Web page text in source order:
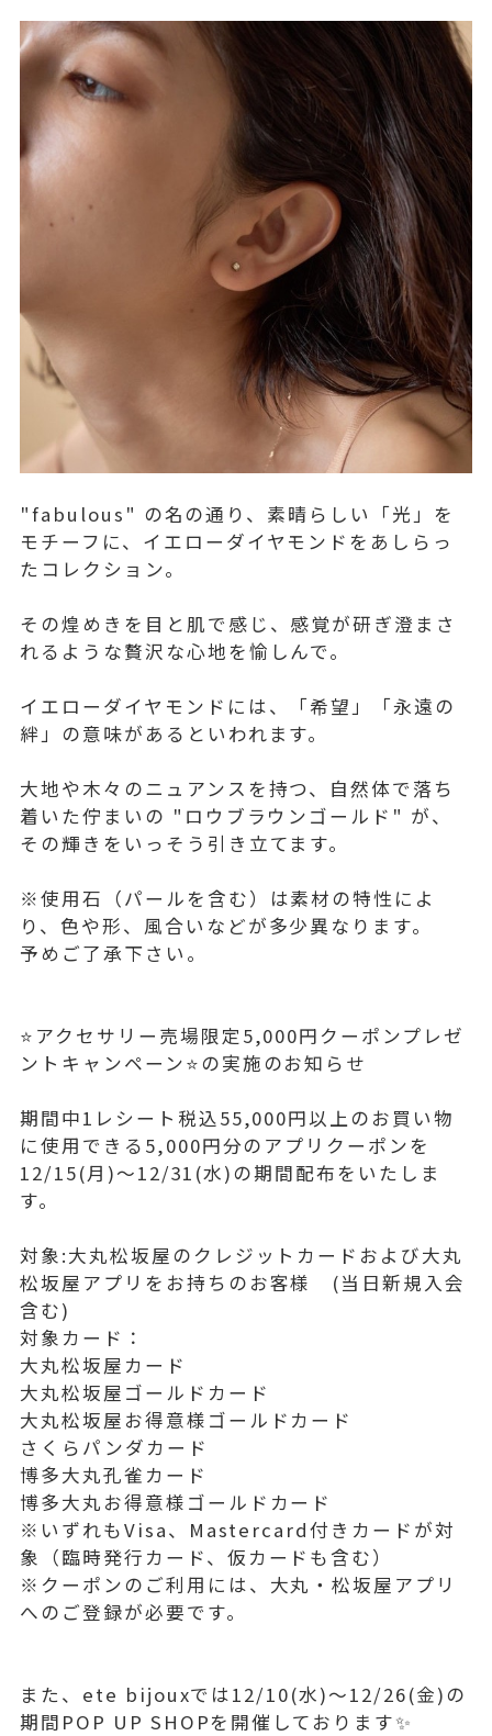
"fabulous" の名の通り、素晴らしい「光」を
モチーフに、イエローダイヤモンドをあしらっ
たコレクション。
その煌めきを目と肌で感じ、感覚が研ぎ澄まさ
れるような贅沢な心地を愉しんで。
イエローダイヤモンドには、「希望」「永遠の
絆」の意味があるといわれます。
大地や木々のニュアンスを持つ、自然体で落ち
着いた佇まいの "ロウブラウンゴールド" が、
その輝きをいっそう引き立てます。
※使用石（パールを含む）は素材の特性によ
り、色や形、風合いなどが多少異なります。
予めご了承下さい。
⭐️アクセサリー売場限定5,000円クーポンプレゼ
ントキャンペーン⭐️の実施のお知らせ
期間中1レシート税込55,000円以上のお買い物
に使用できる5,000円分のアプリクーポンを
12/15(月)〜12/31(水)の期間配布をいたしま
す。
対象:大丸松坂屋のクレジットカードおよび大丸
松坂屋アプリをお持ちのお客様 (当日新規入会
含む)
対象カード：
大丸松坂屋カード
大丸松坂屋ゴールドカード
大丸松坂屋お得意様ゴールドカード
さくらパンダカード
博多大丸孔雀カード
博多大丸お得意様ゴールドカード
※いずれもVisa、Mastercard付きカードが対
象（臨時発行カード、仮カードも含む）
※クーポンのご利用には、大丸・松坂屋アプリ
へのご登録が必要です。
また、ete bijouxでは12/10(水)〜12/26(金)の
期間POP UP SHOPを開催しております✨